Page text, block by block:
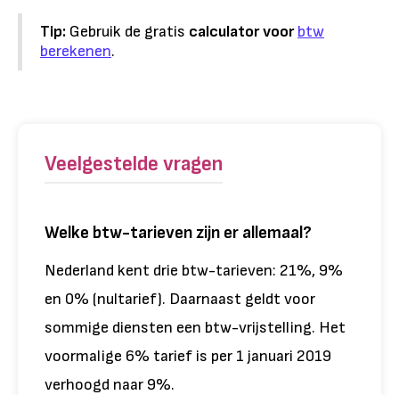
Tip: Gebruik de gratis calculator voorbtw
berekenen.
Veelgestelde vragen
Welke btw-tarieven zijn er allemaal?
Nederland kent drie btw-tarieven: 21%, 9%
en 0% (nultarief). Daarnaast geldt voor
sommige diensten een btw-vrijstelling. Het
voormalige 6% tarief is per 1 januari 2019
verhoogd naar 9%.